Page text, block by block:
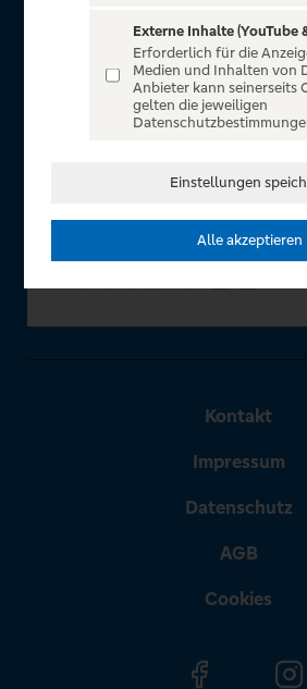
für alle Kunden der Volksbanken
unserem einzigartigen Portal finden
atemberaubende Konzerte, Musicals
Fußball-Bundesliga sowie die
In Zusammenarbeit mit
Kontakt
Impressum
Datenschutz
AGB
Cookies
Externe Inhalte (YouTube
Erforderlich für die
Medien und Inhalten von
Anbieter kann seinerseits
gelten die jeweiligen
Einstellungen
Alle akzeptieren